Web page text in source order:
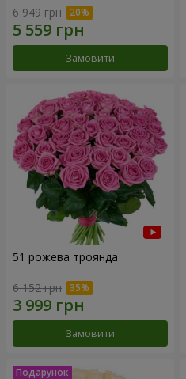
6 949 грн
Замовити
51 рожева троянда
6 152 грн
Замовити